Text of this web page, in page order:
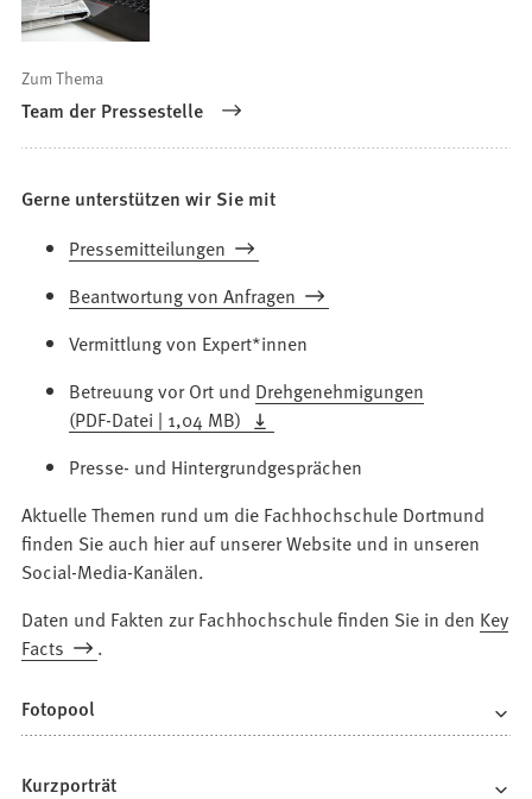
Zum Thema
Team der Pressestelle
Gerne unterstützen wir Sie mit
Pressemitteilungen
Beantwortung von Anfragen
Vermittlung von Expert*innen
Betreuung vor Ort und Drehgenehmigungen
PDF-Datei
1,04 MB
Presse- und Hintergrundgesprächen
Aktuelle Themen rund um die Fachhochschule Dortmund
finden Sie auch hier auf unserer Website und in unseren
Social-Media-Kanälen.
Daten und Fakten zur Fachhochschule finden Sie in den Key
Facts
.
Fotopool
Kurzporträt